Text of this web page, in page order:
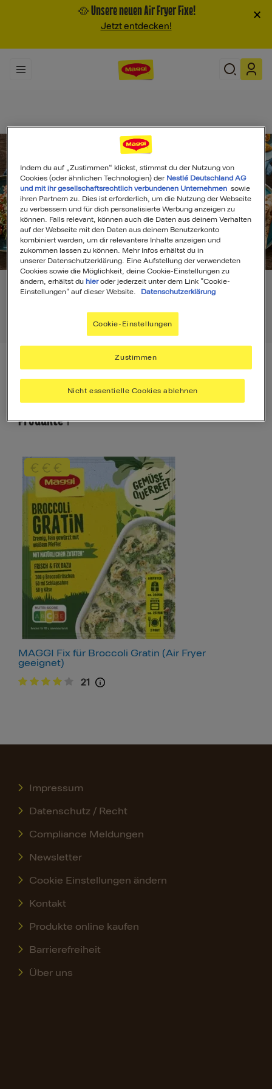
🥘 Unsere neuen Air Fryer Fixe!
Jetzt entdecken!
×
Search
Produkte1
Filter
MAGGI Fix für Broccoli Gratin (Air Fryer
geeignet)
21
Impressum
Datenschutz / Recht
Compliance Meldungen
Newsletter
Cookie Einstellungen ändern
Kontakt
Produkte online kaufen
Barrierefreiheit
Über uns
Indem du auf „Zustimmen“ klickst, stimmst du der Nutzung von
Cookies (oder ähnlichen Technologien) der Nestlé Deutschland AG
und mit ihr gesellschaftsrechtlich verbundenen Unternehmen sowie
ihren Partnern zu. Dies ist erforderlich, um die Nutzung der Webseite
zu verbessern und für dich personalisierte Werbung anzeigen zu
können. Falls relevant, können auch die Daten aus deinem Verhalten
auf der Webseite mit den Daten aus deinem Benutzerkonto
kombiniert werden, um dir relevantere Inhalte anzeigen und
zukommen lassen zu können. Mehr Infos erhältst du in
unserer Datenschutzerklärung. Eine Aufstellung der verwendeten
Cookies sowie die Möglichkeit, deine Cookie-Einstellungen zu
ändern, erhältst du hieroder jederzeit unter dem Link "Cookie-
Einstellungen" auf dieser Website.
Datenschutzerklärung
Cookie-Einstellungen
Nicht essentielle Cookies ablehnen
Zustimmen